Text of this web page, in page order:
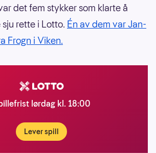
det fem stykker som klarte å
rette i Lotto. Én av dem var Jan-
Frogn i Viken.
lørdag kl. 18:00
Lever spill